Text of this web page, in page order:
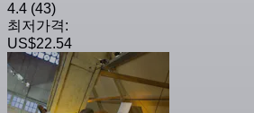
4.4 (43)
최저가격:
US$22.54